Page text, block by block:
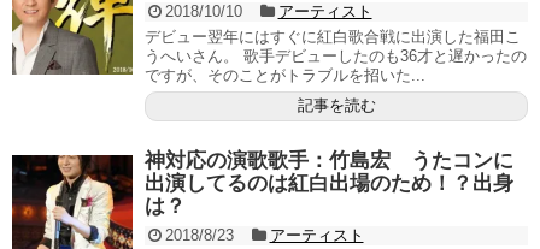
2018/10/10
アーティスト
デビュー翌年にはすぐに紅白歌合戦に出演した福田こ
うへいさん。 歌手デビューしたのも36才と遅かったの
ですが、そのことがトラブルを招いた...
記事を読む
神対応の演歌歌手：竹島宏 うたコンに
出演してるのは紅白出場のため！？出身
は？
2018/8/23
アーティスト